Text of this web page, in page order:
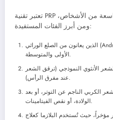
تعتبر تقنية PRP علاجاً ممتازاً وفعالاً لشريحة واسعة من الأشخاص،
ومن أبرز الفئات المستفيدة:
الذين يعانون من الصلع الوراثي (Androgenetic Alopecia) في مراحله
الأولى والمتوسطة.
الأنثوي النموذجي (ترقق الشعر
عند مفرق الرأس).
الكربي الناجم عن التوتر، أو بعد
الولادة، أو نقص الفيتامينات.
حيث تُستخدم البلازما كعلاج